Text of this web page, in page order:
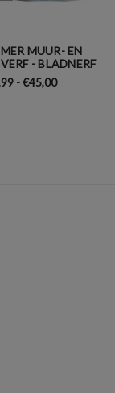
MUUR- EN
- BLADNERF
- €45,00